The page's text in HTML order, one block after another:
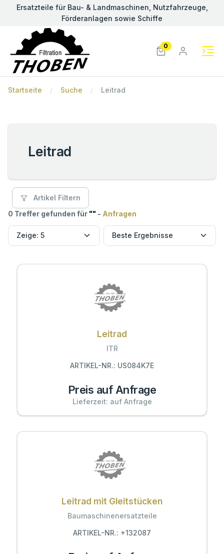
Ersatzteile für Bau- & Landmaschinen, Nutzfahrzeuge,
Förderanlagen sowie Schiffe
0
Startseite Suche Leitrad
Leitrad
Artikel Filtern
0 Treffer gefunden für "" - Anfragen
Leitrad
ITR
ARTIKEL-NR.: US084K7E
Preis auf Anfrage
Lieferzeit: auf Anfrage
Leitrad mit Gleitstücken
Baumaschinenersatzteile
ARTIKEL-NR.: +132087